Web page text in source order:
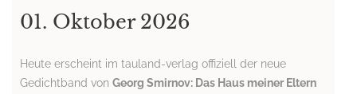
01. Oktober 2026
Heute erscheint im tauland-verlag offiziell der neue
Gedichtband von Georg Smirnov: Das Haus meiner Eltern